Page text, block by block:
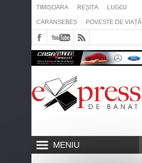
TIMIȘOARA REȘIȚA LUGOJ
CARANSEBEȘ POVESTE DE VIAȚĂ
MENIU